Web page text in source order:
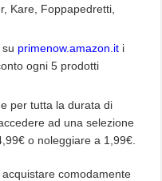
Kare, Foppapedretti,
primenow.amazon.it i
ogni 5 prodotti
per tutta la durata di
ad una selezione
o noleggiare a 1,99€.
acquistare comodamente